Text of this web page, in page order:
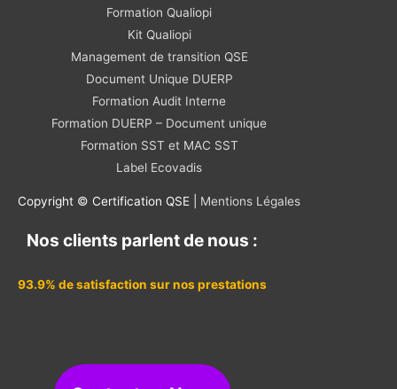
Formation Qualiopi
Kit Qualiopi
Management de transition QSE
Document Unique DUERP
Formation Audit Interne
Formation DUERP – Document unique
Formation SST et MAC SST
Label Ecovadis
Copyright © Certification QSE | Mentions Légales
Nos clients parlent de nous :
93.9% de satisfaction sur nos prestations